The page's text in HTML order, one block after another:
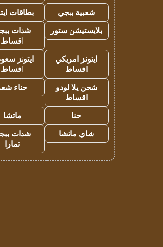
شعبية ببجي
بطاقات
بلايستيشن ستور
شدات
اقساط
ايتونز امريكي
اقساط
ايتونز
اقساط
شحن يلا لودو
اقساط
حناء
حنا
ماتشا
شاي ماتشا
شدات
تمارا